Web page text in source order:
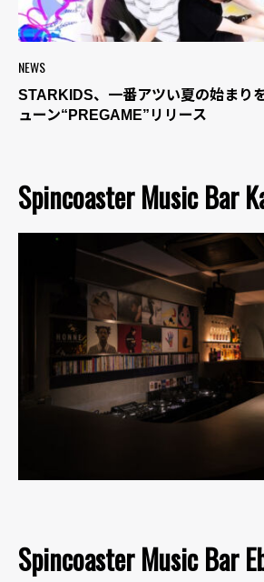
NEWS
STARKIDS、一番アツい夏の始まり
ューン“PREGAME”リリース
Spincoaster Music Bar
Spincoaster Music Bar